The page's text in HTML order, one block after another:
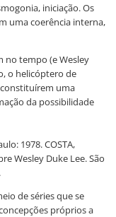
iniciação. Os
uma coerência interna,
no tempo (e Wesley
o helicóptero de
uma
da possibilidade
1978. COSTA,
Wesley Duke Lee. São
de séries que se
próprios a